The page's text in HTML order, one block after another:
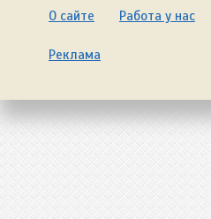
О сайте Работа у нас
Реклама